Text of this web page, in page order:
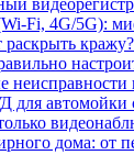
Fi, 4G/5G):
дома: от